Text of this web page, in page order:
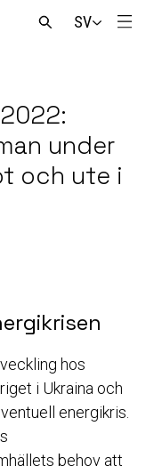
SV
Open
under
och ute i
hos
i Ukraina och
energikris.
behov att